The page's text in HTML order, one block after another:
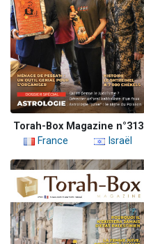
Torah-Box Magazine n°313
France
Israël